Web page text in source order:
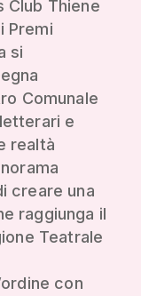
Club Thiene
Premi
si
Comunale
e
realtà
creare una
raggiunga il
Teatrale
con